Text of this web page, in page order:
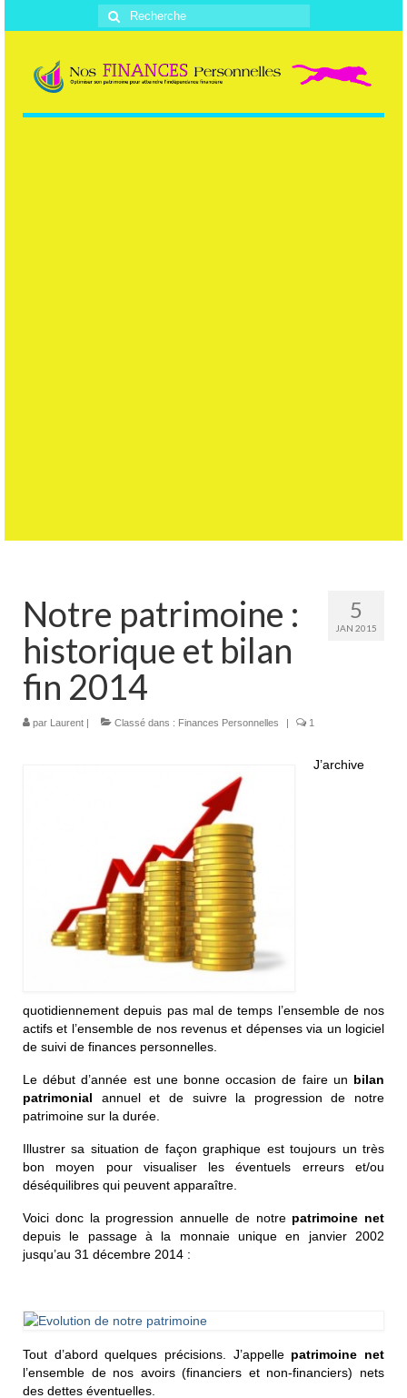
Rechercher
:
5
JAN 2015
Notre patrimoine :
historique et bilan
fin 2014
par Laurent | Classé dans : Finances Personnelles | 1
J’archive
quotidiennement depuis pas mal de temps l’ensemble de nos
actifs et l’ensemble de nos revenus et dépenses via un logiciel
de suivi de finances personnelles.
Le début d’année est une bonne occasion de faire un bilan
patrimonial annuel et de suivre la progression de notre
patrimoine sur la durée.
Illustrer sa situation de façon graphique est toujours un très
bon moyen pour visualiser les éventuels erreurs et/ou
déséquilibres qui peuvent apparaître.
Voici donc la progression annuelle de notre patrimoine net
depuis le passage à la monnaie unique en janvier 2002
jusqu’au 31 décembre 2014 :
Tout d’abord quelques précisions. J’appelle patrimoine net
l’ensemble de nos avoirs (financiers et non-financiers) nets
des dettes éventuelles.